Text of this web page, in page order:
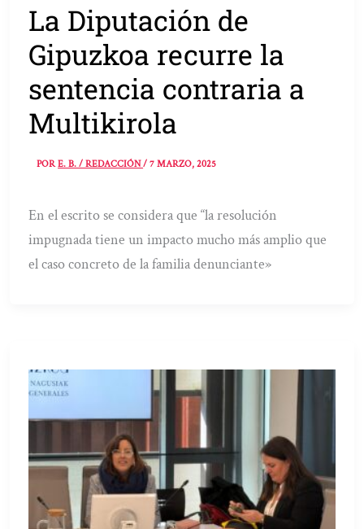
La Diputación de
Gipuzkoa recurre la
sentencia contraria a
Multikirola
PORE. B. / REDACCIÓN/7 MARZO, 2025
En el escrito se considera que “la resolución
impugnada tiene un impacto mucho más amplio que
el caso concreto de la familia denunciante»